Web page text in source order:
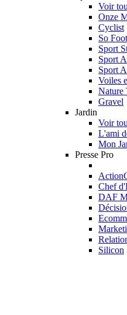
Voir
Onze
Cyclist
So Foot
Sport
Sport
Sport
Voiles
Nature
Gravel
Jardin
Voir
L'ami
Mon
Presse Pro
Chef
DAF
Silicon